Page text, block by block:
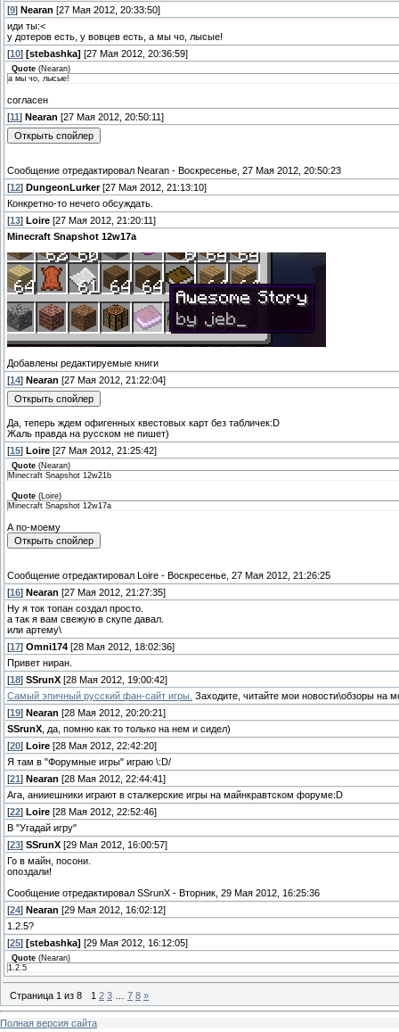
[9] Nearan [27 Мая 2012, 20:33:50]
иди ты:<
у дотеров есть, у вовцев есть, а мы чо, лысые!
[10] [stebashka] [27 Мая 2012, 20:36:59]
Quote (Nearan)
а мы чо, лысые!
согласен
[11 ] Nearan [27 Мая 2012, 20:50:11]
Сообщение отредактировал Nearan - Воскресенье, 27 Мая 2012, 20:50:23
[12] DungeonLurker[27 Мая 2012, 21:13:10]
Конкретно-то нечего обсуждать.
[13] Loire [27 Мая 2012, 21:20:11]
Minecraft Snapshot 12w17a
Добавлены редактируемые книги
[14] Nearan [27 Мая 2012, 21:22:04]
Да, теперь ждем офигенных квестовых карт без табличек:D
Жаль правда на русском не пишет)
[15] Loire [27 Мая 2012, 21:25:42]
Quote (Nearan)
Minecraft Snapshot 12w21b
Quote (Loire)
Minecraft Snapshot 12w17a
А по-моему
Сообщение отредактировал Loire - Воскресенье, 27 Мая 2012, 21:26:25
[16] Nearan [27 Мая 2012, 21:27:35]
Ну я ток топан создал просто.
а так я вам свежую в скупе давал.
или артему\
[17] Omni174 [28 Мая 2012, 18:02:36]
Привет ниран.
[18] SSrunX [28 Мая 2012, 19:00:42]
Самый эпичный русский фан-сайт игры. Заходите, читайте мои новости\обзоры на
[19] Nearan [28 Мая 2012, 20:20:21]
SSrunX , да, помню как то только на нем и сидел)
[20] Loire [28 Мая 2012, 22:42:20]
Я там в "Форумные игры" играю \:D/
[21 ] Nearan [28 Мая 2012, 22:44:41]
Ага, анииешники играют в сталкерские игры на майнкравтском форуме:D
[22] Loire [28 Мая 2012, 22:52:46]
В "Угадай игру"
[23] SSrunX [29 Мая 2012, 16:00:57]
Го в майн, посони.
опоздали!
Сообщение отредактировал SSrunX - Вторник, 29 Мая 2012, 16:25:36
[24] Nearan [29 Мая 2012, 16:02:12]
1.2.5?
[25] [stebashka] [29 Мая 2012, 16:12:05]
Quote (Nearan)
1.2.5
Страница 1 из 8 1 2 3 7 8 »
Полная версия сайта